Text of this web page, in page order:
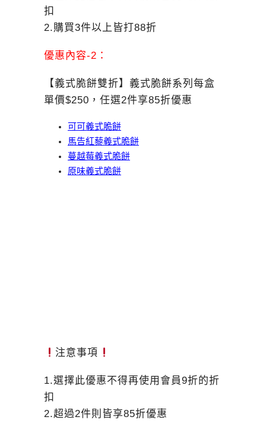
扣
2.購買3件以上皆打88折
優惠內容-2：
【義式脆餅雙折】 義式脆餅系列每盒
單價$250， 任選2件享85折優惠
可可義式脆餅
馬告紅藜義式脆餅
蔓越莓義式脆餅
原味義式脆餅
注意事項
1.選擇此優惠不得再使用會員9折的折
扣
2.超過2件則皆享85折優惠